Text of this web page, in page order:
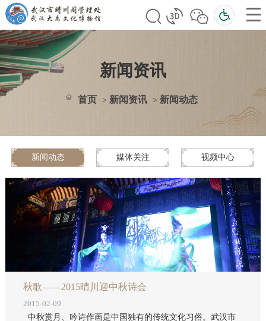
新闻资讯
首页 > 新闻资讯 > 新闻动态
新闻动态 媒体关注 视频中心
秋歌——2015晴川迎中秋诗会
2015-02-09